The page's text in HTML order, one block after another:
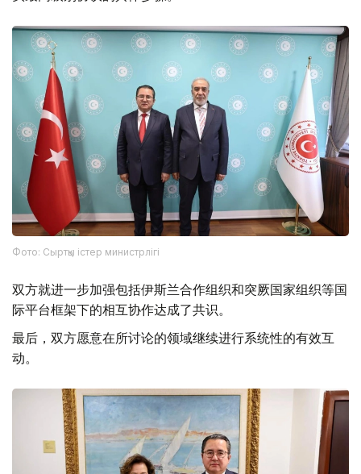
Фото: Сыртқы істер министрлігі
双方就进一步加强包括伊斯兰合作组织和突厥国家组织等国
际平台框架下的相互协作达成了共识。
最后，双方愿意在所讨论的领域继续进行系统性的有效互
动。